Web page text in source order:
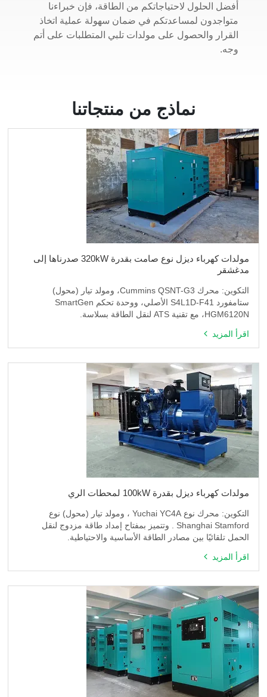
أفضل الحلول لاحتياجاتكم من الطاقة، فإن خبراءنا
متواجدون لمساعدتكم في ضمان سهولة عملية اتخاذ
القرار والحصول على مولدات تلبي المتطلبات على أتم
وجه.
نماذج من منتجاتنا
مولدات كهرباء ديزل نوع صامت بقدرة 320kW صدرناها إلى
مدغشقر
التكوين: محرك Cummins QSNT-G3، ومولد تيار (محول)
ستامفورد S4L1D-F41 الأصلي، ووحدة تحكم SmartGen
HGM6120N، مع تقنية ATS لنقل الطاقة بسلاسة.
اقرأ المزيد
مولدات كهرباء ديزل بقدرة 100kW لمحطات الري
التكوين: محرك نوع Yuchai YC4A ، ومولد تيار (محول) نوع
Shanghai Stamford . وتتميز بمفتاح إمداد طاقة مزدوج لنقل
الحمل تلقائيًا بين مصادر الطاقة الأساسية والاحتياطية.
اقرأ المزيد